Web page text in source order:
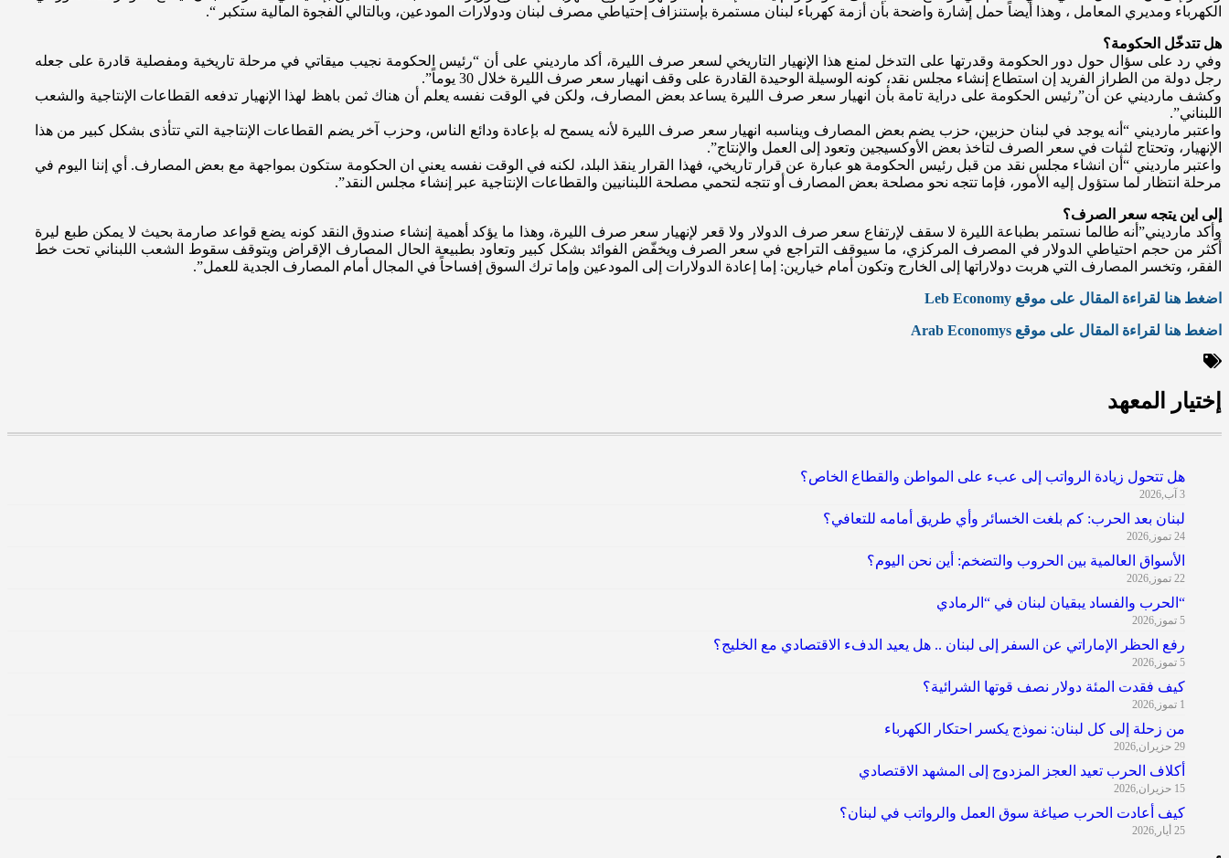
الكهرباء ومديري المعامل ، وهذا أيضاً حمل إشارة واضحة بأن أزمة كهرباء لبنان مستمرة بإستنزاف إحتياطي مصرف لبنان ودولارات المودعين، وبالتالي الفجوة المالية ستكبر “.
هل تتدخّل الحكومة؟
وفي رد على سؤال حول دور الحكومة وقدرتها على التدخل لمنع هذا الإنهيار التاريخي لسعر صرف الليرة، أكد مارديني على أن “رئيس الحكومة نجيب ميقاتي في مرحلة تاريخية ومفصلية قادرة على جعله
رجل دولة من الطراز الفريد إن استطاع إنشاء مجلس نقد، كونه الوسيلة الوحيدة القادرة على وقف انهيار سعر صرف الليرة خلال 30 يوماً”.
وكشف مارديني عن أن”رئيس الحكومة على دراية تامة بأن انهيار سعر صرف الليرة يساعد بعض المصارف، ولكن في الوقت نفسه يعلم أن هناك ثمن باهظ لهذا الإنهيار تدفعه القطاعات الإنتاجية والشعب
اللبناني”.
واعتبر مارديني “أنه يوجد في لبنان حزبين، حزب يضم بعض المصارف ويناسبه انهيار سعر صرف الليرة لأنه يسمح له بإعادة ودائع الناس، وحزب آخر يضم القطاعات الإنتاجية التي تتأذى بشكل كبير من هذا
الإنهيار، وتحتاج لثبات في سعر الصرف لتأخذ بعض الأوكسيجين وتعود إلى العمل والإنتاج”.
واعتبر مارديني “أن انشاء مجلس نقد من قبل رئيس الحكومة هو عبارة عن قرار تاريخي، فهذا القرار ينقذ البلد، لكنه في الوقت نفسه يعني ان الحكومة ستكون بمواجهة مع بعض المصارف. أي إننا اليوم في
مرحلة انتظار لما ستؤول إليه الأمور، فإما تتجه نحو مصلحة بعض المصارف أو تتجه لتحمي مصلحة اللبنانيين والقطاعات الإنتاجية عبر إنشاء مجلس النقد”.
إلى اين يتجه سعر الصرف؟
وأكد مارديني”أنه طالما نستمر بطباعة الليرة لا سقف لإرتفاع سعر صرف الدولار ولا قعر لإنهيار سعر صرف الليرة، وهذا ما يؤكد أهمية إنشاء صندوق النقد كونه يضع قواعد صارمة بحيث لا يمكن طبع ليرة
أكثر من حجم احتياطي الدولار في المصرف المركزي، ما سيوقف التراجع في سعر الصرف ويخفّض الفوائد بشكل كبير وتعاود بطبيعة الحال المصارف الإقراض ويتوقف سقوط الشعب اللبناني تحت خط
الفقر، وتخسر المصارف التي هربت دولاراتها إلى الخارج وتكون أمام خيارين: إما إعادة الدولارات إلى المودعين وإما ترك السوق إفساحاً في المجال أمام المصارف الجدية للعمل”.
اضغط هنا لقراءة المقال على موقع Leb Economy
اضغط هنا لقراءة المقال على موقع Arab Economys
إختيار المعهد
هل تتحول زيادة الرواتب إلى عبء على المواطن والقطاع الخاص؟
3 آب,2026
لبنان بعد الحرب: كم بلغت الخسائر وأي طريق أمامه للتعافي؟
24 تموز,2026
الأسواق العالمية بين الحروب والتضخم: أين نحن اليوم؟
22 تموز,2026
“الحرب والفساد يبقيان لبنان في “الرمادي
5 تموز,2026
رفع الحظر الإماراتي عن السفر إلى لبنان .. هل يعيد الدفء الاقتصادي مع الخليج؟
5 تموز,2026
كيف فقدت المئة دولار نصف قوتها الشرائية؟
1 تموز,2026
من زحلة إلى كل لبنان: نموذج يكسر احتكار الكهرباء
29 حزيران,2026
أكلاف الحرب تعيد العجز المزدوج إلى المشهد الاقتصادي
15 حزيران,2026
كيف أعادت الحرب صياغة سوق العمل والرواتب في لبنان؟
25 أيار,2026